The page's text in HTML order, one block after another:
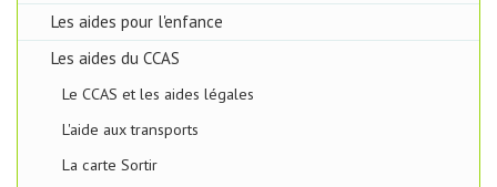
Les aides pour l'enfance
Les aides du CCAS
Le CCAS et les aides légales
L'aide aux transports
La carte Sortir